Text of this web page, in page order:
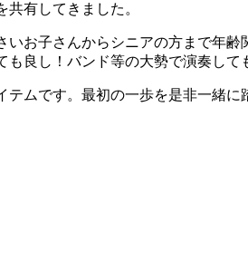
有してきました。
いお子さんからシニアの方まで年
も良し！バンド等の大勢で演奏して
テムです。最初の一歩を是非一緒に